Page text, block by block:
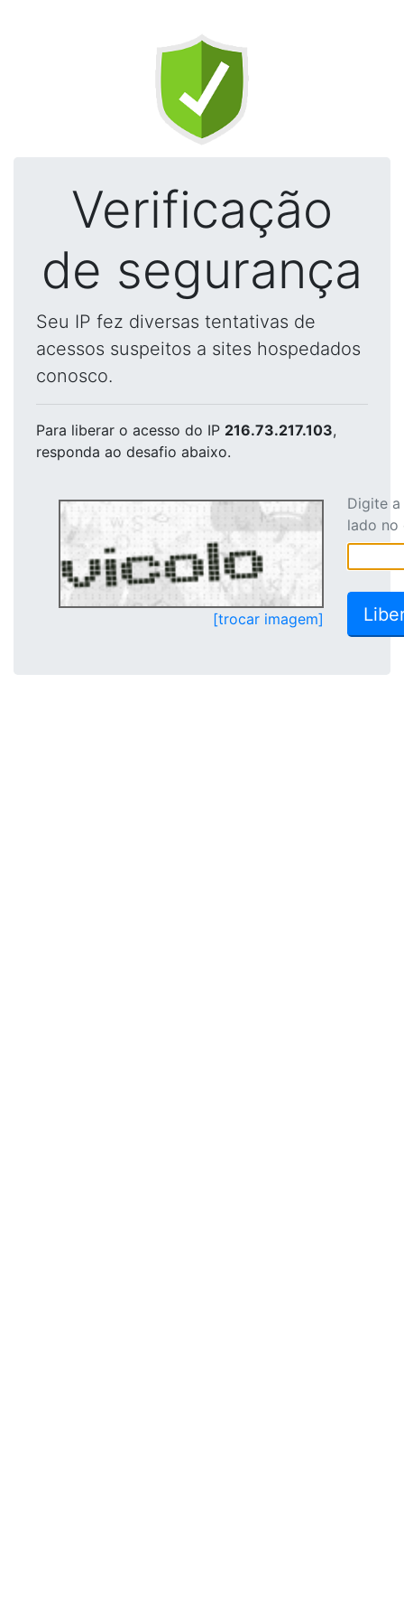
Verificação
de segurança
Seu IP fez diversas tentativas de
acessos suspeitos a sites hospedados
conosco.
Para liberar o acesso do IP 216.73.217.103,
responda ao desafio abaixo.
[trocar imagem]
Digite
lado no